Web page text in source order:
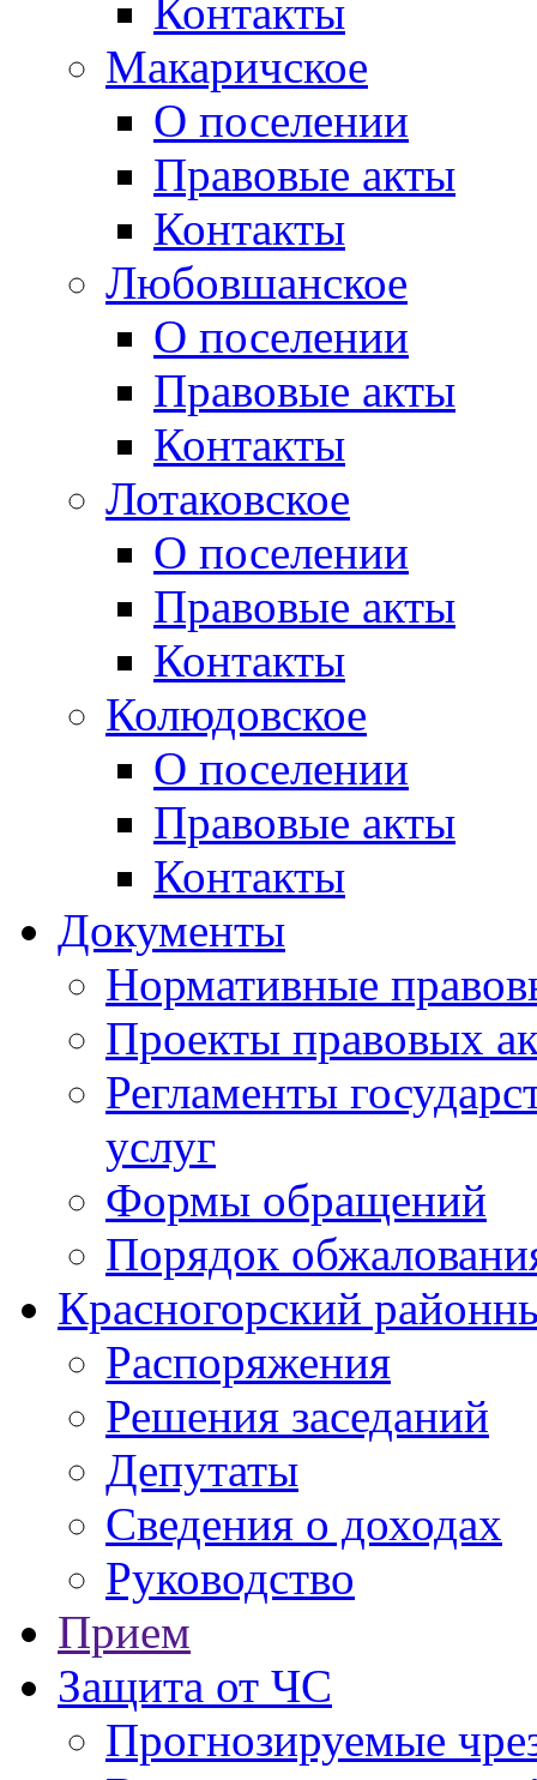
Контакты
Макаричское
О поселении
Правовые акты
Контакты
Любовшанское
О поселении
Правовые акты
Контакты
Лотаковское
О поселении
Правовые акты
Контакты
Колюдовское
О поселении
Правовые акты
Контакты
Документы
Нормативные
Проекты правовых
Регламенты
услуг
Формы обращений
Порядок
Красногорский
Распоряжения
Решения заседаний
Депутаты
Сведения о доходах
Руководство
Прием
Защита от ЧС
Прогнозируемые